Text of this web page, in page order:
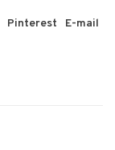
Pinterest E-mail